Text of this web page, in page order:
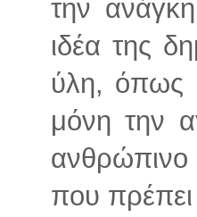
την
ιδέα της
ύλη, όπως
μόνη την
ανθρώπινο
που